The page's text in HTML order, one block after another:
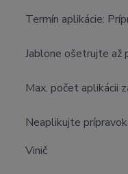
Termín aplikácie:
Jablone ošetrujte až
Max. počet aplikácii
Neaplikujte
Vinič